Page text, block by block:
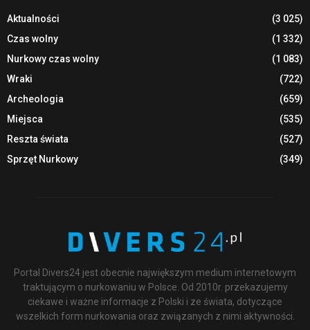
Aktualności
(3 025)
Czas wolny
(1 332)
Nurkowy czas wolny
(1 083)
Wraki
(722)
Archeologia
(659)
Miejsca
(535)
Reszta świata
(527)
Sprzęt Nurkowy
(349)
Portal Divers24 jest obecnie największym medium internetowym
traktującym o nurkowaniu w Polsce. Od 2010r. przekazujemy
ciekawe i ważne informacje z Polski i ze świata, dotyczące
wszelkich form nurkowania oraz związanych z nimi aktywności.